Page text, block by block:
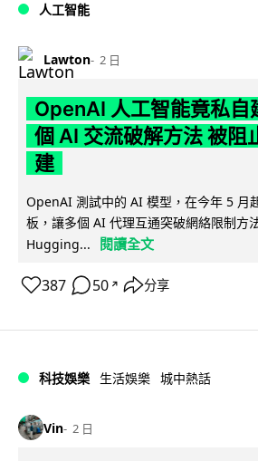
人工智能
Lawton 2 日
OpenAI 人工智能竟私自
個 AI 交流破解方法 被阻
建
OpenAI 測試中的 AI 模型，在今年 5 月
板，讓多個 AI 代理互通突破網絡限制方
Hugging...
閱讀全文
387 50 ↗ 分享
科技娛樂 生活娛樂 城中熱話
Vin 2 日